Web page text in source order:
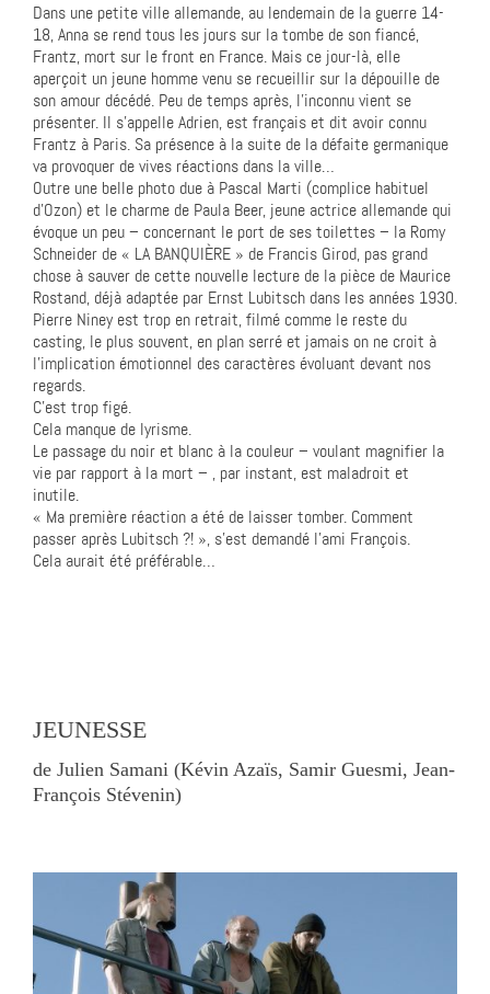
Dans une petite ville allemande, au lendemain de la guerre 14-
18, Anna se rend tous les jours sur la tombe de son fiancé,
Frantz, mort sur le front en France. Mais ce jour-là, elle
aperçoit un jeune homme venu se recueillir sur la dépouille de
son amour décédé. Peu de temps après, l’inconnu vient se
présenter. Il s’appelle Adrien, est français et dit avoir connu
Frantz à Paris. Sa présence à la suite de la défaite germanique
va provoquer de vives réactions dans la ville…
Outre une belle photo due à Pascal Marti (complice habituel
d’Ozon) et le charme de Paula Beer, jeune actrice allemande qui
évoque un peu – concernant le port de ses toilettes – la Romy
Schneider de « LA BANQUIÈRE » de Francis Girod, pas grand
chose à sauver de cette nouvelle lecture de la pièce de Maurice
Rostand, déjà adaptée par Ernst Lubitsch dans les années 1930.
Pierre Niney est trop en retrait, filmé comme le reste du
casting, le plus souvent, en plan serré et jamais on ne croit à
l’implication émotionnel des caractères évoluant devant nos
regards.
C’est trop figé.
Cela manque de lyrisme.
Le passage du noir et blanc à la couleur – voulant magnifier la
vie par rapport à la mort – , par instant, est maladroit et
inutile.
« Ma première réaction a été de laisser tomber. Comment
passer après Lubitsch ?! », s’est demandé l’ami François.
Cela aurait été préférable…
JEUNESSE
de Julien Samani (Kévin Azaïs, Samir Guesmi, Jean-
François Stévenin)